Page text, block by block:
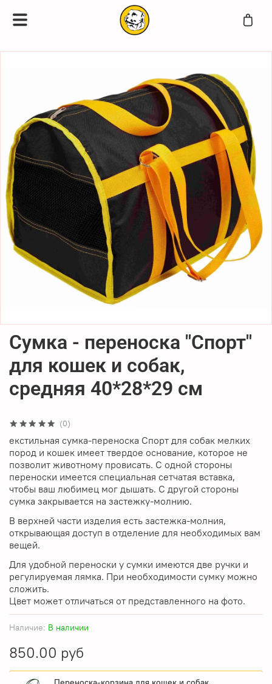
(0)
Наличие: В наличии
Сумка - переноска "Спорт"
для кошек и собак,
средняя 40*28*29 см
850.00 руб
екстильная сумка-переноска Спорт для собак мелких
пород и кошек имеет твердое основание, которое не
позволит животному провисать. С одной стороны
переноски имеется специальная сетчатая вставка,
чтобы ваш любимец мог дышать. С другой стороны
сумка закрывается на застежку-молнию.
В верхней части изделия есть застежка-молния,
открывающая доступ в отделение для необходимых вам
вещей.
Для удобной переноски у сумки имеются две ручки и
регулируемая лямка. При необходимости сумку можно
сложить.
Цвет может отличаться от представленного на фото.